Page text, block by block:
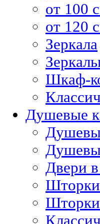
от 100
от 120
Зеркала
Шкаф-
Душевые
Двери
Шторки
Шторки